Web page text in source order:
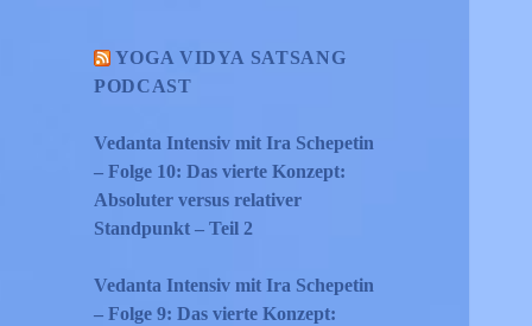
YOGA VIDYA SATSANG
PODCAST
Vedanta Intensiv mit Ira Schepetin
– Folge 10: Das vierte Konzept:
Absoluter versus relativer
Standpunkt – Teil 2
Vedanta Intensiv mit Ira Schepetin
– Folge 9: Das vierte Konzept: